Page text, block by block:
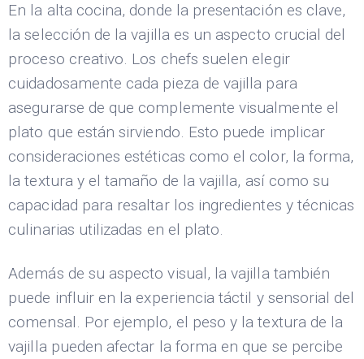
En la alta cocina, donde la presentación es clave,
la selección de la vajilla es un aspecto crucial del
proceso creativo. Los chefs suelen elegir
cuidadosamente cada pieza de vajilla para
asegurarse de que complemente visualmente el
plato que están sirviendo. Esto puede implicar
consideraciones estéticas como el color, la forma,
la textura y el tamaño de la vajilla, así como su
capacidad para resaltar los ingredientes y técnicas
culinarias utilizadas en el plato.
Además de su aspecto visual, la vajilla también
puede influir en la experiencia táctil y sensorial del
comensal. Por ejemplo, el peso y la textura de la
vajilla pueden afectar la forma en que se percibe